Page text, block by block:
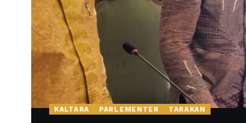
KALTARA PARLEMENTER TARAKAN